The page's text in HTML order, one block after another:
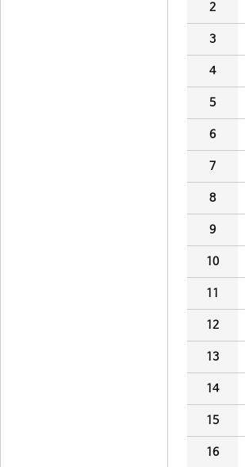
2
3
4
5
6
7
8
9
10
11
12
13
14
15
16